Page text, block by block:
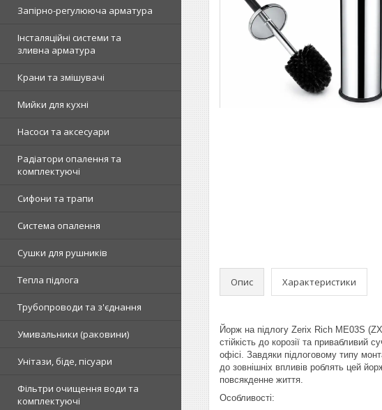
Запірно-регулююча арматура
Інсталяційні системи та
зливна арматура
Крани та змішувачі
Мийки для кухні
Насоси та аксесуари
Радіатори опалення та
комплектуючі
Сифони та трапи
Система опалення
Сушки для рушників
Тепла підлога
Трубопроводи та з'єднання
Умивальники (раковини)
Унітази, біде, пісуари
Фільтри очищення води та
комплектуючі
Опис Характеристики
Йорж на підлогу Zerix Rich ME03S
стійкість до корозії та
офісі. Завдяки підлоговому типу
до зовнішніх впливів роблять цей
повсякденне життя.
Особливості: